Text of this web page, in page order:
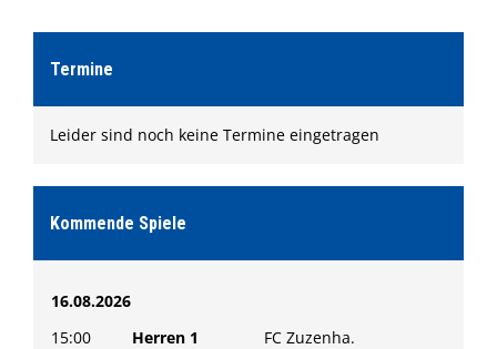
Formulare
Shop
Ketscher Entenrennen
Kontaktformular
Termine
Leider sind noch keine Termine eingetragen
Kommende Spiele
16.08.2026
15:00
Herren 1
FC Zuzenha.